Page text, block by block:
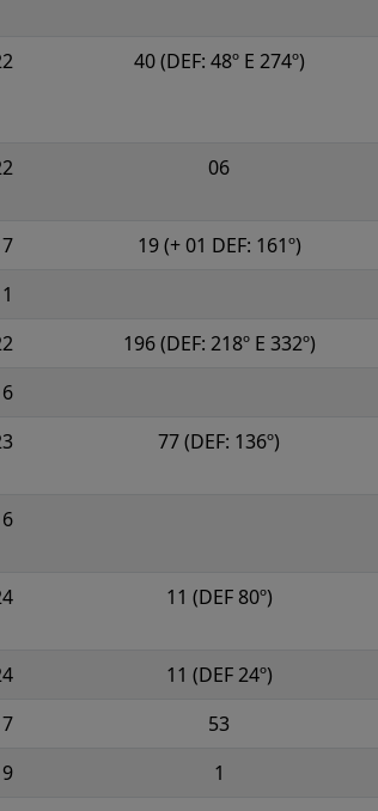
40 (DEF: 48º E 274º)
06
19 (+ 01 DEF: 161º)
196 (DEF: 218º E 332º)
77 (DEF: 136º)
11 (DEF 80º)
11 (DEF 24º)
53
1